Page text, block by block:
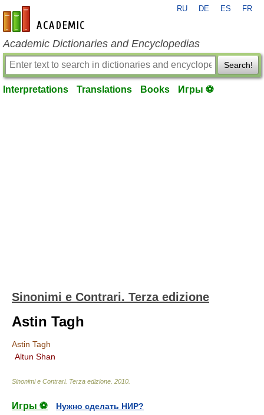
en-academic.com
RU DE ES FR
Academic Dictionaries and Encyclopedias
Search!
Interpretations Translations Books Игры ⚽
Sinonimi e Contrari. Terza edizione
Astin Tagh
Astin Tagh
Altun Shan
Sinonimi e Contrari. Terza edizione 2010
Игры ⚽
Нужно сделать НИР?